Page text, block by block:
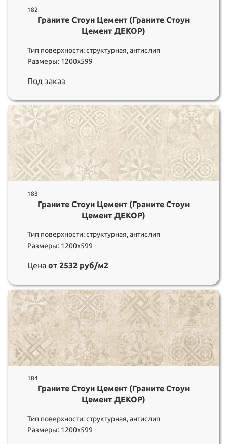
182
Граните Стоун Цемент (Граните Стоун
Цемент ДЕКОР)
Тип поверхности: структурная, антислип
Размеры: 1200х599
Под заказ
183
Граните Стоун Цемент (Граните Стоун
Цемент ДЕКОР)
Тип поверхности: структурная, антислип
Размеры: 1200х599
Цена от 2532 руб/м2
184
Граните Стоун Цемент (Граните Стоун
Цемент ДЕКОР)
Тип поверхности: структурная, антислип
Размеры: 1200х599